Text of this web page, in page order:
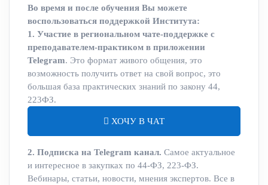
Во время и после обучения Вы можете
воспользоваться поддержкой Института:
1. Участие в региональном чате-поддержке с
преподавателем-практиком в приложении
Telegram. Это формат живого общения, это
возможность получить ответ на свой вопрос, это
большая база практических знаний по закону 44,
223ФЗ.
ХОЧУ В ЧАТ
2. Подписка на Telegram канал. Самое актуальное
и интересное в закупках по 44-ФЗ, 223-ФЗ.
Вебинары, статьи, новости, мнения экспертов. Все в